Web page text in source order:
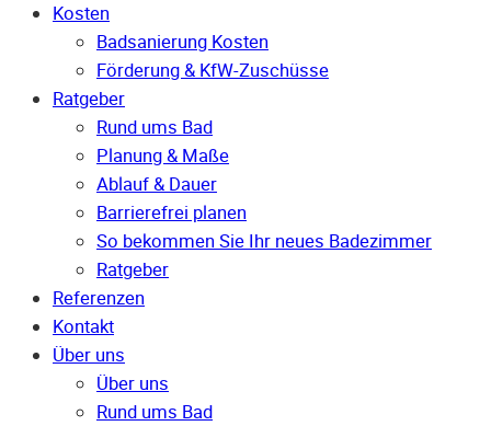
Kosten
Badsanierung Kosten
Förderung & KfW-Zuschüsse
Ratgeber
Rund ums Bad
Planung & Maße
Ablauf & Dauer
Barrierefrei planen
So bekommen Sie Ihr neues Badezimmer
Ratgeber
Referenzen
Kontakt
Über uns
Über uns
Rund ums Bad